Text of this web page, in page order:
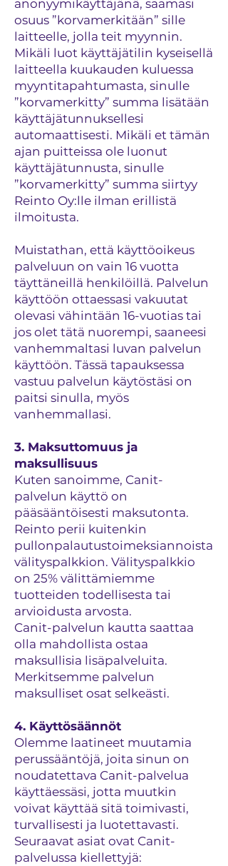
anonyymikäyttäjänä, saamasi
osuus ”korvamerkitään” sille
laitteelle, jolla teit myynnin.
Mikäli luot käyttäjätilin kyseisellä
laitteella kuukauden kuluessa
myyntitapahtumasta, sinulle
”korvamerkitty” summa lisätään
käyttäjätunnuksellesi
automaattisesti. Mikäli et tämän
ajan puitteissa ole luonut
käyttäjätunnusta, sinulle
”korvamerkitty” summa siirtyy
Reinto Oy:lle ilman erillistä
ilmoitusta.
Muistathan, että käyttöoikeus
palveluun on vain 16 vuotta
täyttäneillä henkilöillä. Palvelun
käyttöön ottaessasi vakuutat
olevasi vähintään 16-vuotias tai
jos olet tätä nuorempi, saaneesi
vanhemmaltasi luvan palvelun
käyttöön. Tässä tapauksessa
vastuu palvelun käytöstäsi on
paitsi sinulla, myös
vanhemmallasi.
3. Maksuttomuus ja
maksullisuus
Kuten sanoimme, Canit-
palvelun käyttö on
pääsääntöisesti maksutonta.
Reinto perii kuitenkin
pullonpalautustoimeksiannoista
välityspalkkion. Välityspalkkio
on 25% välittämiemme
tuotteiden todellisesta tai
arvioidusta arvosta.
Canit-palvelun kautta saattaa
olla mahdollista ostaa
maksullisia lisäpalveluita.
Merkitsemme palvelun
maksulliset osat selkeästi.
4. Käyttösäännöt
Olemme laatineet muutamia
perussääntöjä, joita sinun on
noudatettava Canit-palvelua
käyttäessäsi, jotta muutkin
voivat käyttää sitä toimivasti,
turvallisesti ja luotettavasti.
Seuraavat asiat ovat Canit-
palvelussa kiellettyjä: